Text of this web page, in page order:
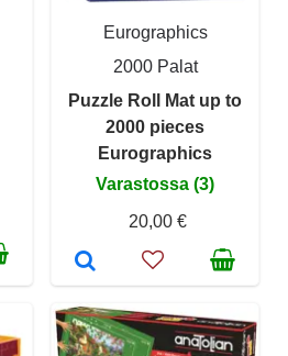
Eurographics
2000 Palat
Puzzle Roll Mat up to
2000 pieces
Eurographics
Varastossa (3)
20,00 €